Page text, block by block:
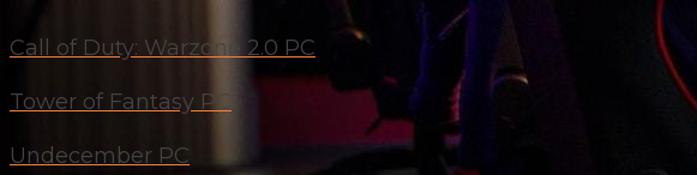
Call of Duty: Warzone 2.0 PC
Tower of Fantasy PC
Undecember PC